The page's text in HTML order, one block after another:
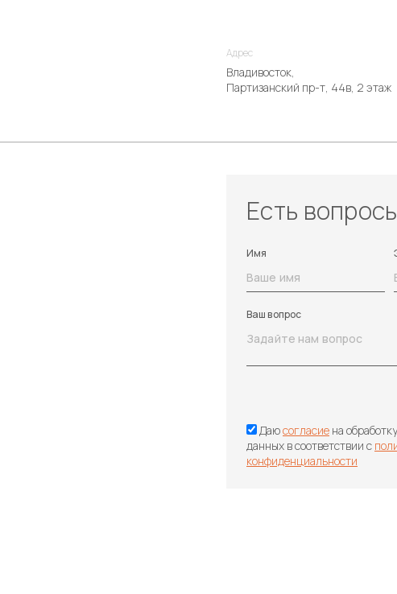
Адрес
Владивосток,
Партизанский пр-т, 44в, 2 этаж
Есть
Имя
Ваш вопрос
Даюсогласие на
данных в соответствии с
конфиденциальности